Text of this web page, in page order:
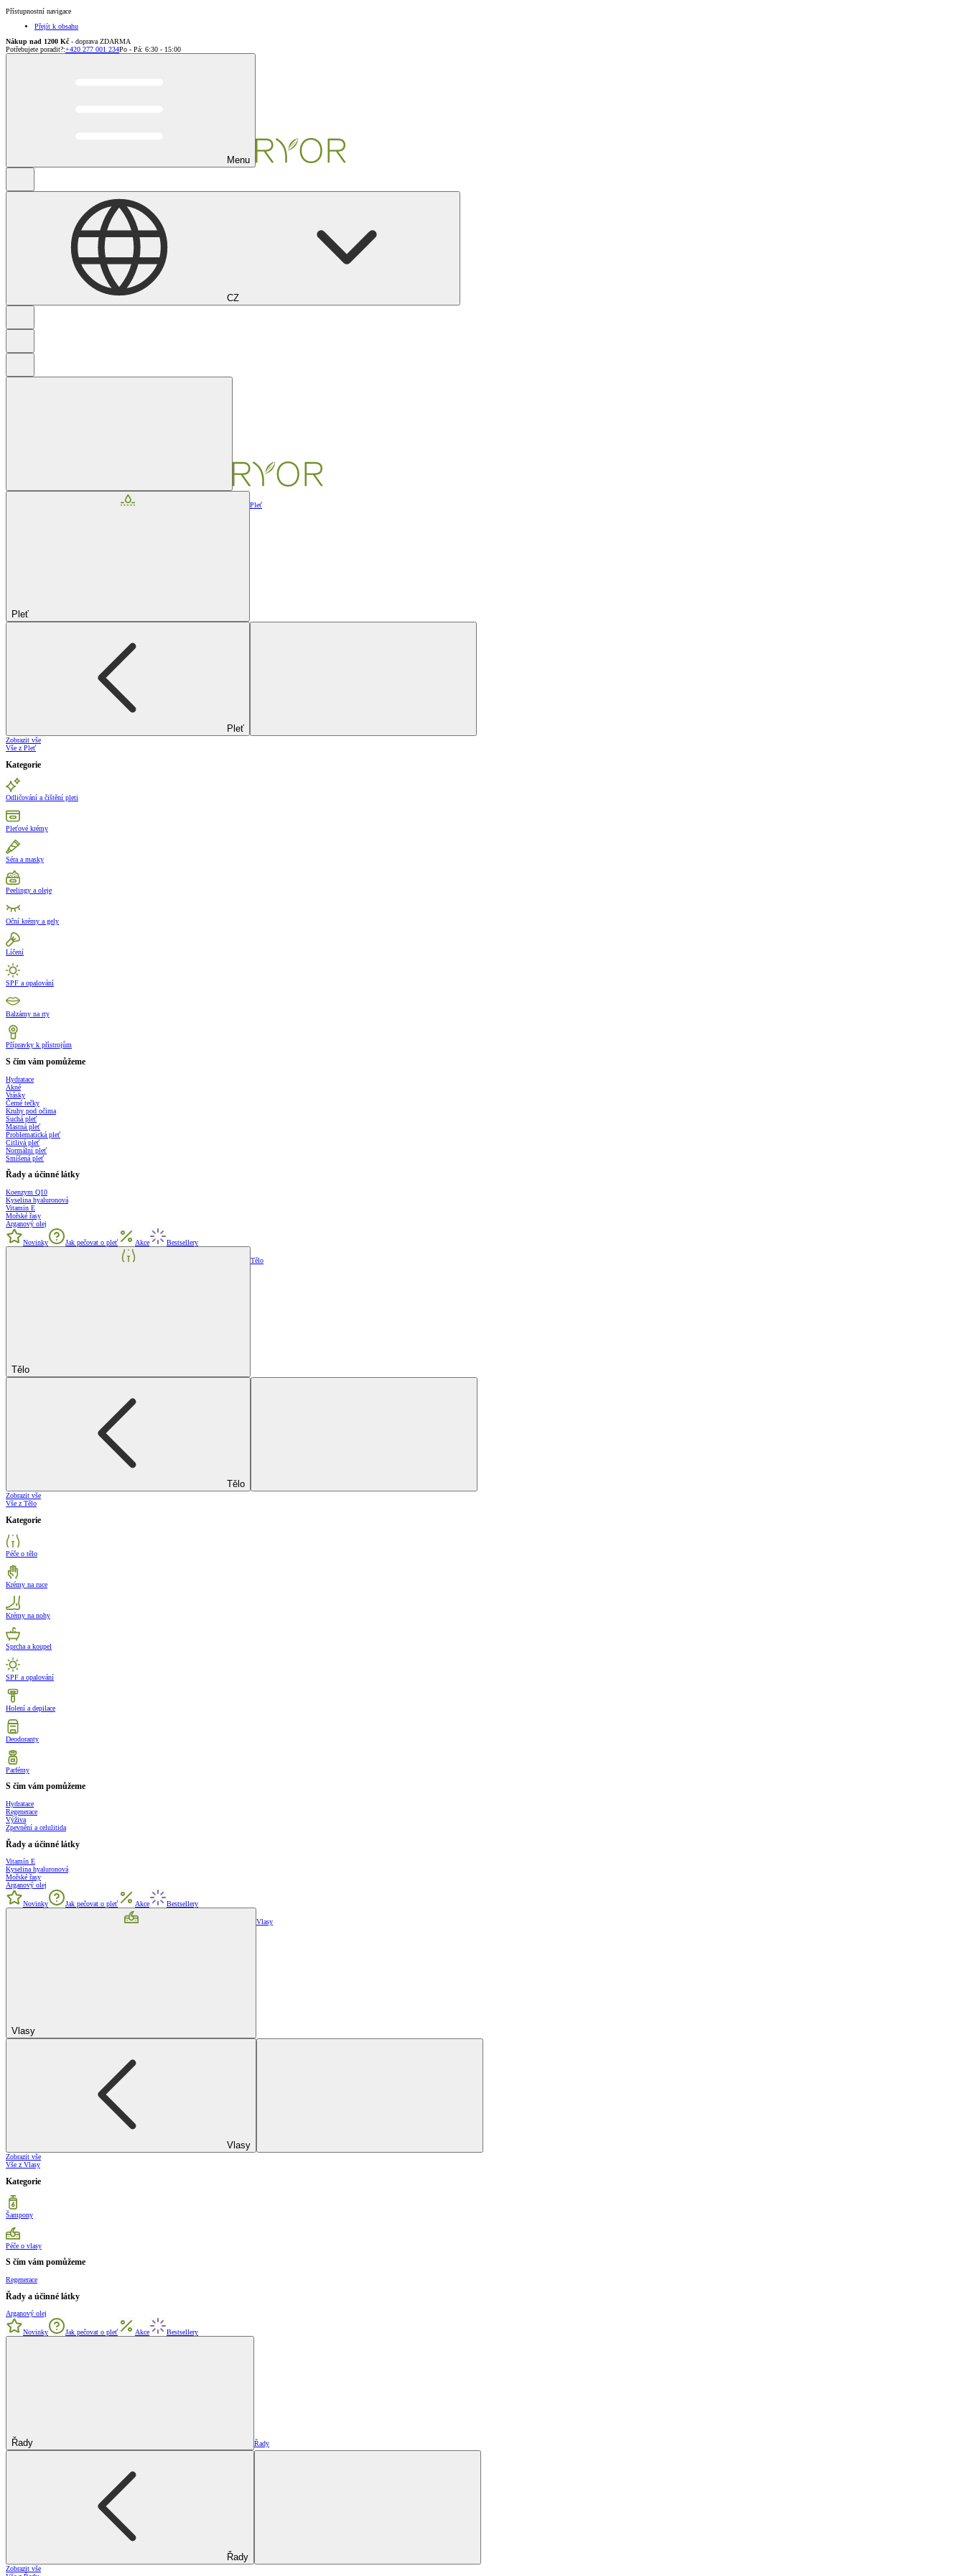
Přístupnostní navigace
Přejít k obsahu
Nákup nad 1200 Kč - doprava ZDARMA
Potřebujete poradit?:+420 277 001 234Po - Pá: 6:30 - 15:00
Menu
CZ
Pleť
Pleť
Pleť
Zobrazit vše
Vše z Pleť
Kategorie
Odličování a čištění pleti
Pleťové krémy
Séra a masky
Peelingy a oleje
Oční krémy a gely
Líčení
SPF a opalování
Balzámy na rty
Přípravky k přístrojům
S čím vám pomůžeme
Hydratace
Akné
Vrásky
Černé tečky
Kruhy pod očima
Suchá pleť
Mastná pleť
Problematická pleť
Citlivá pleť
Normální pleť
Smíšená pleť
Řady a účinné látky
Koenzym Q10
Kyselina hyaluronová
Vitamin E
Mořské řasy
Arganový olej
Novinky Jak pečovat o pleť Akce Bestsellery
Tělo
Tělo
Tělo
Zobrazit vše
Vše z Tělo
Kategorie
Péče o tělo
Krémy na ruce
Krémy na nohy
Sprcha a koupel
SPF a opalování
Holení a depilace
Deodoranty
Parfémy
S čím vám pomůžeme
Hydratace
Regenerace
Výživa
Zpevnění a celulitida
Řady a účinné látky
Vitamín E
Kyselina hyaluronová
Mořské řasy
Arganový olej
Novinky Jak pečovat o pleť Akce Bestsellery
Vlasy
Vlasy
Vlasy
Zobrazit vše
Vše z Vlasy
Kategorie
Šampony
Péče o vlasy
S čím vám pomůžeme
Regenerace
Řady a účinné látky
Arganový olej
Novinky Jak pečovat o pleť Akce Bestsellery
Řady Řady
Řady
Zobrazit vše